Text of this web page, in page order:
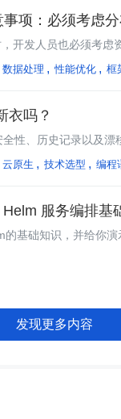
项：必须考虑分
开发人员也必须考虑
布式系统的一部分时。
数据处理 性能优化 框
衣吗？
性、历史记录以及漂
云原生 技术选型 编程
服务编排基
基础知识，并给你演
发现更多内容